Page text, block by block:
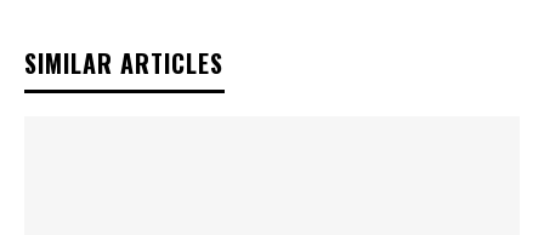
SIMILAR ARTICLES